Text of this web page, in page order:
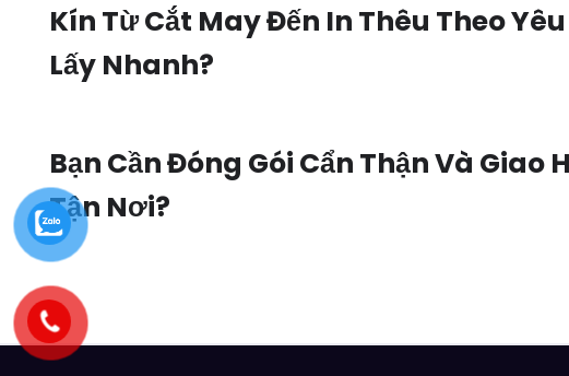
Kín Từ Cắt May Đến In Thêu Theo Yêu
Lấy Nhanh?
Bạn Cần Đóng Gói Cẩn Thận Và Giao
Tận Nơi?